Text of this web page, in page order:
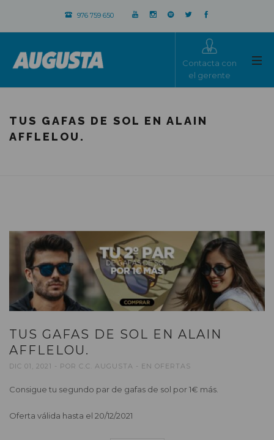
976 759 650
Contacta con
el gerente
TUS GAFAS DE SOL EN ALAIN
AFFLELOU.
TUS GAFAS DE SOL EN ALAIN
AFFLELOU.
DIC 01, 2021 POR C.C. AUGUSTA EN OFERTAS
Consigue tu segundo par de gafas de sol por 1€ más.
Oferta válida hasta el 20/12/2021